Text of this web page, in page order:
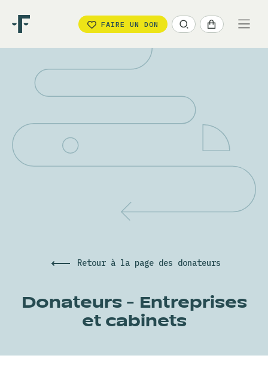
FAIRE UN DON
Retour à la page des donateurs
Donateurs - Entreprises
et cabinets